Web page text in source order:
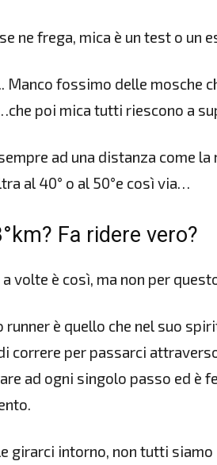
ne frega, mica è un test o un
Manco fossimo delle mosche
poi mica tutti riescono a
ad una distanza come la
al 40° o al 50°e così via…
Fa ridere vero?
a volte è così, ma non per
runner è quello che nel suo
correre per passarci
ad ogni singolo passo ed è
girarci intorno, non tutti